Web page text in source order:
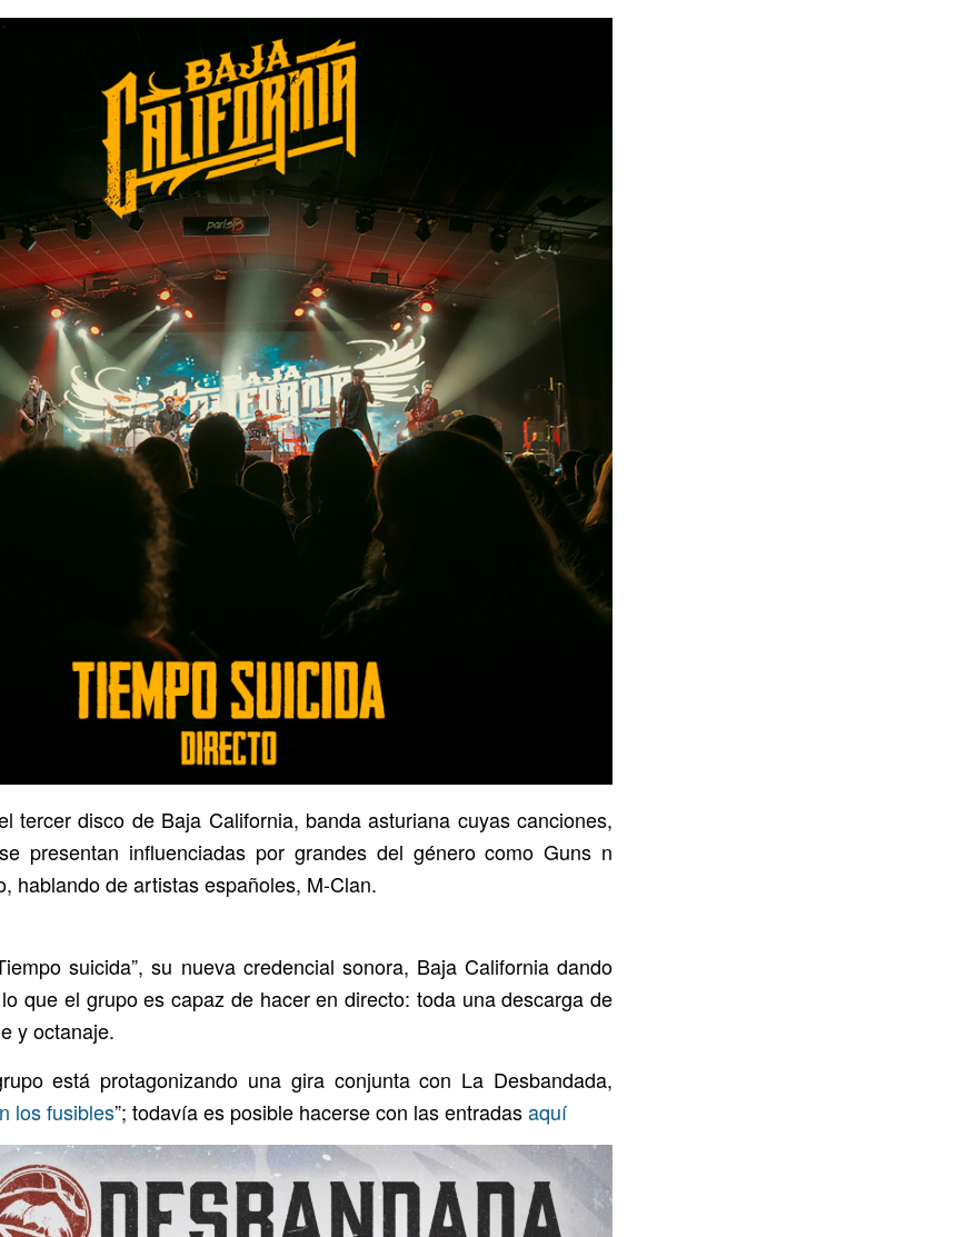
tercer disco de Baja California, banda asturiana cuyas canciones,
presentan influenciadas por grandes del género como Guns n
hablando de artistas españoles, M-Clan.
suicida”, su nueva credencial sonora, Baja California dando
que el grupo es capaz de hacer en directo: toda una descarga de
y octanaje.
está protagonizando una gira conjunta con La Desbandada,
los fusibles”; todavía es posible hacerse con las entradasaquí